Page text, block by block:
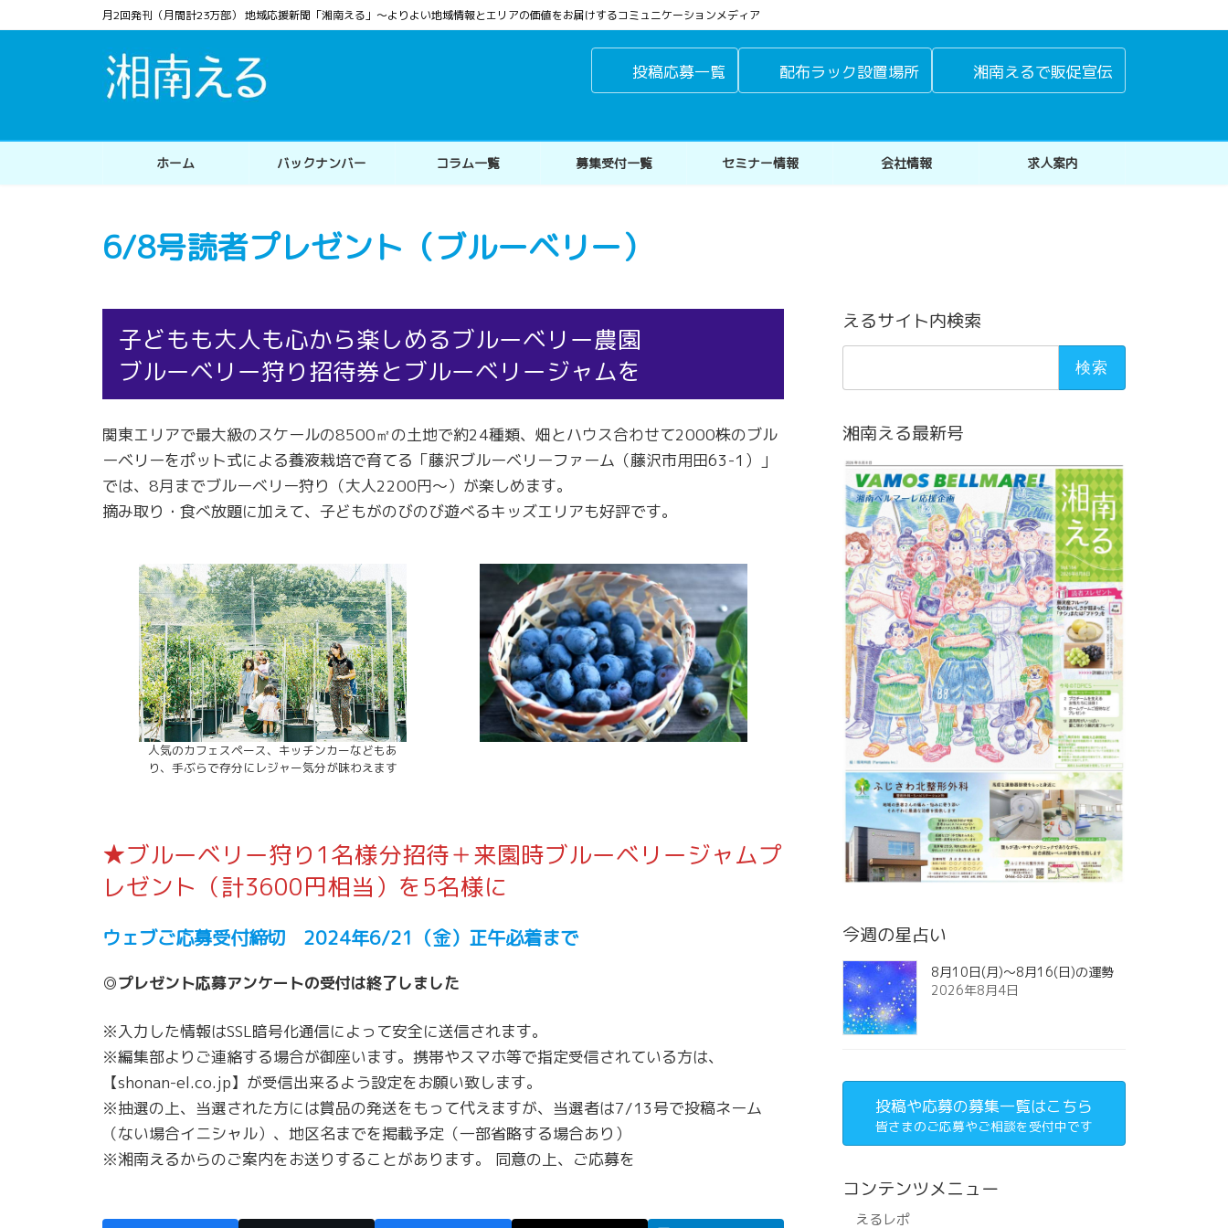
ン
ス
ビ
ン
月2回発刊（月間計23万部） 地域応援新聞「湘南える」〜よりよい地域情報とエリアの価値をお届けするコミュニケーションメディア
投稿応募一覧 配布ラック設置場所 湘南えるで販促宣伝
ホーム バックナンバー コラム一覧 募集受付一覧 セミナー情報 会社情報 求人案内
6/8号読者プレゼント（ブルーベリー）
子どもも大人も心から楽しめるブルーベリー農園
ブルーベリー狩り招待券とブルーベリージャムを
関東エリアで最大級のスケールの8500㎡の土地で約24種類、畑とハウス合わせて2000株のブル
ーベリーをポット式による養液栽培で育てる「藤沢ブルーベリーファーム（藤沢市用田63-1）」
では、8月までブルーベリー狩り（大人2200円～）が楽しめます。
摘み取り・食べ放題に加えて、子どもがのびのび遊べるキッズエリアも好評です。
人気のカフェスペース、キッチンカーなどもあ
り、手ぶらで存分にレジャー気分が味わえます
★ブルーベリー狩り1名様分招待＋来園時ブルーベリージャムプ
レゼント（計3600円相当）を5名様に
ウェブご応募受付締切 2024年6/21（金）正午必着まで
◎プレゼント応募アンケートの受付は終了しました
※入力した情報はSSL暗号化通信によって安全に送信されます。
※編集部よりご連絡する場合が御座います。携帯やスマホ等で指定受信されている方は、
【shonan-el.co.jp】が受信出来るよう設定をお願い致します。
※抽選の上、当選された方には賞品の発送をもって代えますが、当選者は7/13号で投稿ネーム
（ない場合イニシャル）、地区名までを掲載予定（一部省略する場合あり）
※湘南えるからのご案内をお送りすることがあります。 同意の上、ご応募を
えるサイト内検索
湘南える最新号
今週の星占い
8月10日(月)～8月16(日)の運勢
2026年8月4日
投稿や応募の募集一覧はこちら
皆さまのご応募やご相談を受付中です
コンテンツメニュー
えるレポ